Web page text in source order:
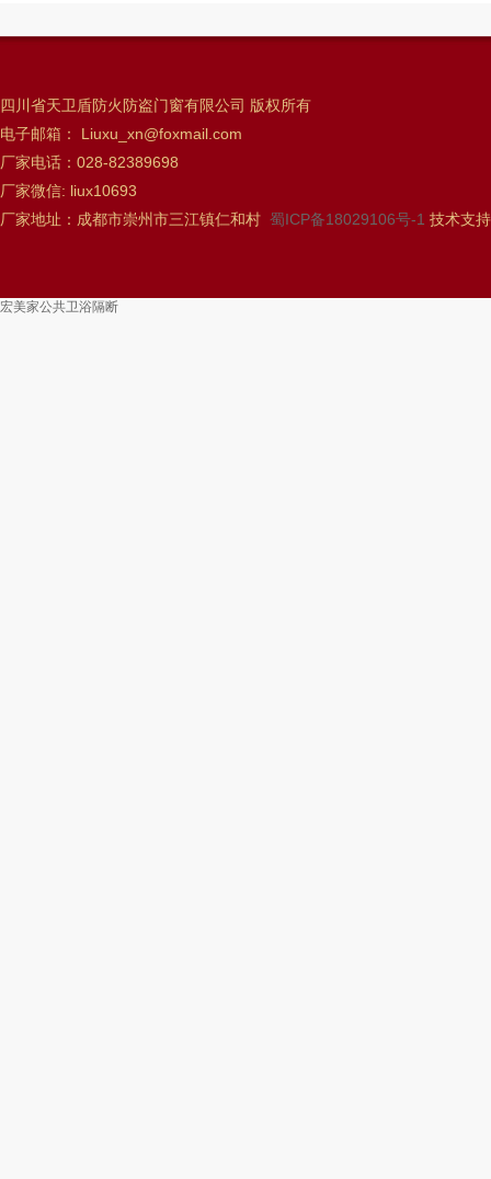
四川省天卫盾防火防盗门窗有限公司 版权所有
电子邮箱： Liuxu_xn@foxmail.com
厂家电话：028-82389698
厂家微信: liux10693
厂家地址：成都市崇州市三江镇仁和村 蜀ICP备18029106号-1 技术支
宏美家公共卫浴隔断